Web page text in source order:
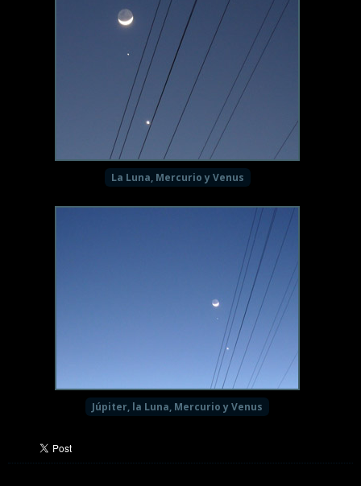
La Luna, Mercurio y Venus
Júpiter, la Luna, Mercurio y Venus